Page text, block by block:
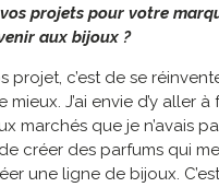
projets pour votre
aux bijoux ?
projet, c’est de se
mieux. J’ai envie d’y aller
marchés que je n’avais
créer des parfums qui
une ligne de bijoux.